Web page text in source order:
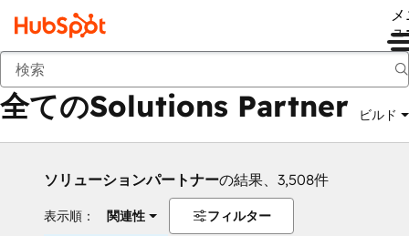
ュ
戻る
全てのSolutions Partner ビルド
ソリューションパートナーの結果、3,508件
表示順： 関連性 フィルター